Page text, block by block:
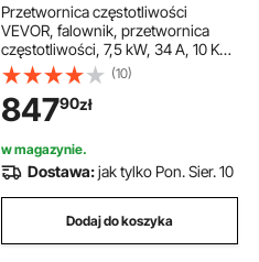
Przetwornica częstotliwości
VEVOR, falownik, przetwornica
częstotliwości, 7,5 kW, 34 A, 10 KM,
wejście 1-fazowe 220 V, wyjście 3-
fazowe 220 V, do sterowania
prędkością silników trójfazowych
(10)
84790zł
w magazynie.
Dostawa:jak tylko Pon. Sier. 10
Dodaj do koszyka